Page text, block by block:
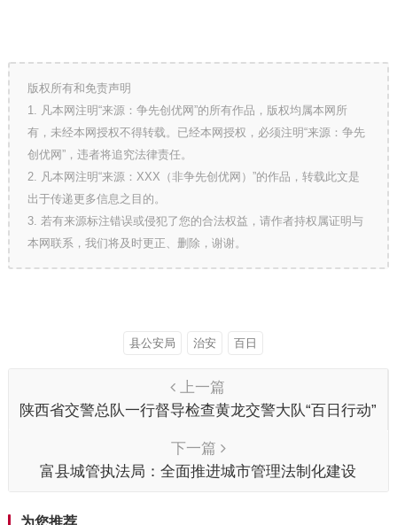
版权所有和免责声明
1. 凡本网注明“来源：争先创优网”的所有作品，版权均属本网所
有，未经本网授权不得转载。已经本网授权，必须注明“来源：争先
创优网”，违者将追究法律责任。
2. 凡本网注明“来源：XXX（非争先创优网）”的作品，转载此文是
出于传递更多信息之目的。
3. 若有来源标注错误或侵犯了您的合法权益，请作者持权属证明与
本网联系，我们将及时更正、删除，谢谢。
县公安局 治安 百日
上一篇
陕西省交警总队一行督导检查黄龙交警大队“百日行动”
下一篇
富县城管执法局：全面推进城市管理法制化建设
为您推荐